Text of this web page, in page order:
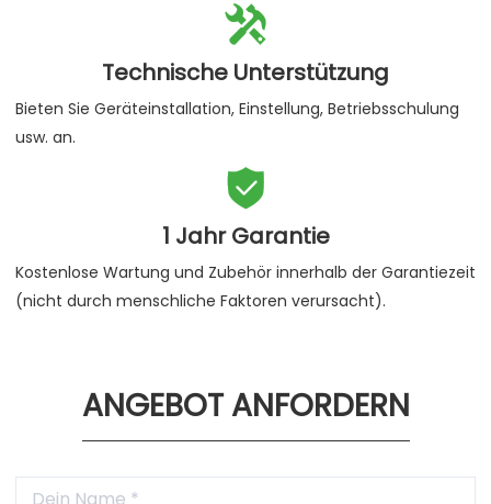

Technische Unterstützung
Bieten Sie Geräteinstallation, Einstellung, Betriebsschulung
usw. an.

1 Jahr Garantie
Kostenlose Wartung und Zubehör innerhalb der Garantiezeit
(nicht durch menschliche Faktoren verursacht).
ANGEBOT ANFORDERN